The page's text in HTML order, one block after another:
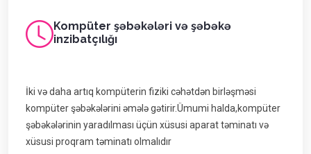
Kompüter şəbəkələri və şəbəkə
inzibatçılığı
İki və daha artıq kompüterin fiziki cəhətdən birləşməsi
kompüter şəbəkələrini əmələ gətirir.Ümumi halda,kompüter
şəbəkələrinin yaradılması üçün xüsusi aparat təminatı və
xüsusi proqram təminatı olmalıdır